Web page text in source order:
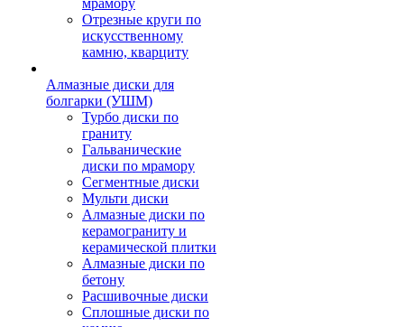
мрамору
Отрезные круги по
искусственному
камню, кварциту
Алмазные диски для
болгарки (УШМ)
Турбо диски по
граниту
Гальванические
диски по мрамору
Сегментные диски
Мульти диски
Алмазные диски по
керамограниту и
керамической плитки
Алмазные диски по
бетону
Расшивочные диски
Сплошные диски по